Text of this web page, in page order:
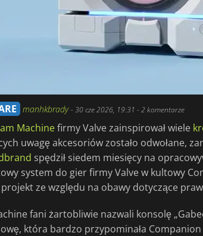
manhkbrady-30 cze 2026, 19:31 - 2 komentarze
Machinefirmy Valve zainspirował wiele
uwagę akcesoriów zostało odwołane,
spędził siedem miesięcy na
system do gier firmy Valve w kultowy
ze względu na obawy dotyczące
fani żartobliwie nazwali konsolę
która bardzo przypominała Companion